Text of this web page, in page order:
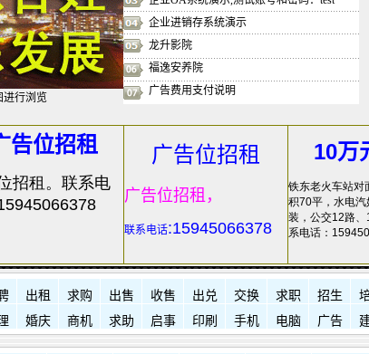
进行浏览
企业进销存系统演示
龙升影院
福逸安养院
广告费用支付说明
告位招租
招租。联系电
广告位招租
广告位招租，
联系电话:15945066378
10万
铁东老火车站对
积70平，水电
装，公交12路
系电话：
出租 求购 出售 收售 出兑 交换 求职 招生
婚庆 商机 求助 启事 印刷 手机 电脑 广告